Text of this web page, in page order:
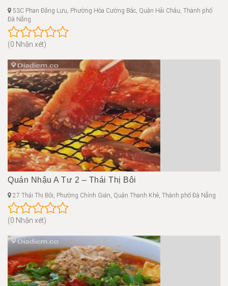
53C Phan Đăng Lưu, Phường Hòa Cường Bắc, Quận Hải Châu, Thành phố
Đà Nẵng
(0 Nhận xét)
Quán Nhậu A Tư 2 – Thái Thị Bôi
27 Thái Thị Bôi, Phường Chính Gián, Quận Thanh Khê, Thành phố Đà Nẵng
(0 Nhận xét)